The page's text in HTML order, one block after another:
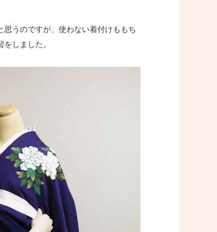
うのですが、使わない着付けももち
しました。